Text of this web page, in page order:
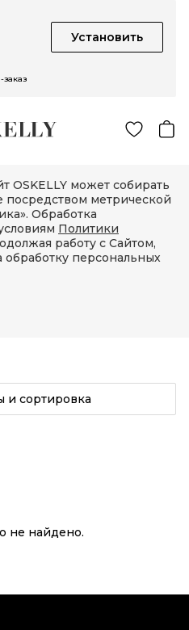
Установить
OSKELLY может собирать
посредством метрической
Обработка
Политики
работу с Сайтом,
обработку персональных
и сортировка
не найдено.